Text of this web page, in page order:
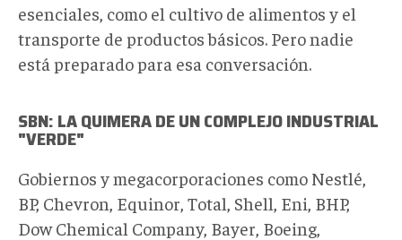
esenciales, como el cultivo de alimentos y el
transporte de productos básicos. Pero nadie
está preparado para esa conversación.
SBN: LA QUIMERA DE UN COMPLEJO INDUSTRIAL
"VERDE"
Gobiernos y megacorporaciones como Nestlé,
BP, Chevron, Equinor, Total, Shell, Eni, BHP,
Dow Chemical Company, Bayer, Boeing,